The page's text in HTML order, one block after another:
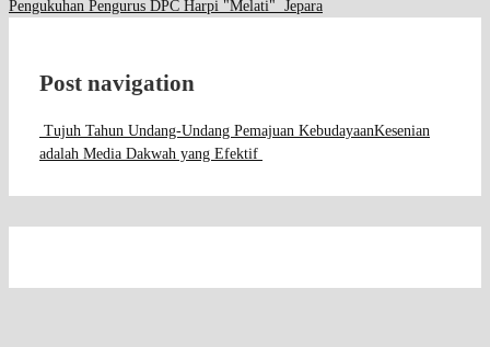
Pengukuhan Pengurus DPC Harpi "Melati" Jepara
Post navigation
Tujuh Tahun Undang-Undang Pemajuan KebudayaanKesenian
adalah Media Dakwah yang Efektif